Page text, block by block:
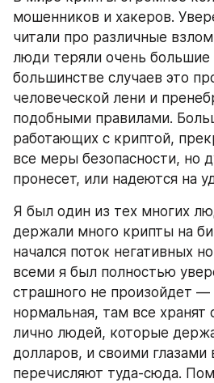
мошенников и хакеров.
читали про различные
люди теряли очень
большинстве случаев это
человеческой лени и
подобными правилами.
работающих с криптой,
все меры безопасности, но
пронесет, или надеются на
Я был один из тех многих
держали много крипты на
начался поток негативных
всеми я был полностью
страшного не произойдет
нормальная, там все хранят
лично людей, которые
долларов, и своими глазами
перечисляют туда-сюда.